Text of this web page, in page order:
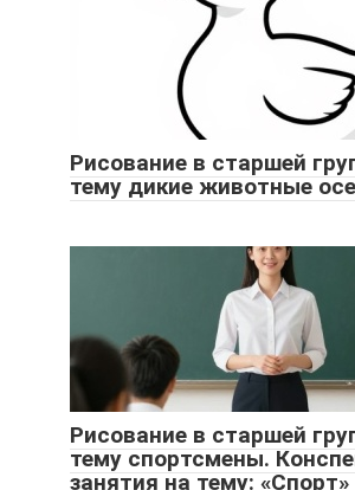
Рисование в старшей
тему дикие животные
Рисование в старшей
тему спортсмены.
занятия на тему: «Спорт»